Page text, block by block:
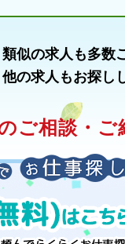
似の求人も多数
の求人もお探し
ご相談・ご